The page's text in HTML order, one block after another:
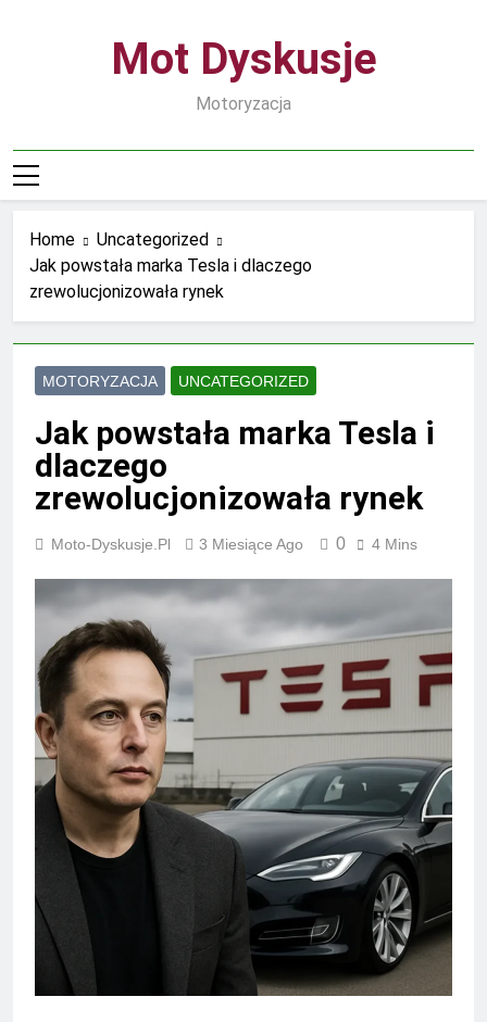
Mot Dyskusje
Motoryzacja
Home
Uncategorized
Jak powstała marka Tesla i dlaczego
zrewolucjonizowała rynek
MOTORYZACJA UNCATEGORIZED
Jak powstała marka Tesla i
dlaczego
zrewolucjonizowała rynek
Moto-Dyskusje.pl 3 Miesiące Ago 0 4 Mins